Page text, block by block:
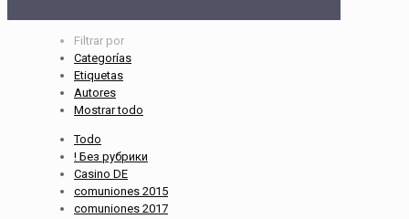
Filtrar por
Categorías
Etiquetas
Autores
Mostrar todo
Todo
! Без рубрики
Casino DE
comuniones 2015
comuniones 2017